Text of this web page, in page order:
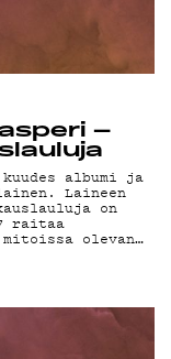
–
albumi ja
Laineen
on
raitaa
olevan…